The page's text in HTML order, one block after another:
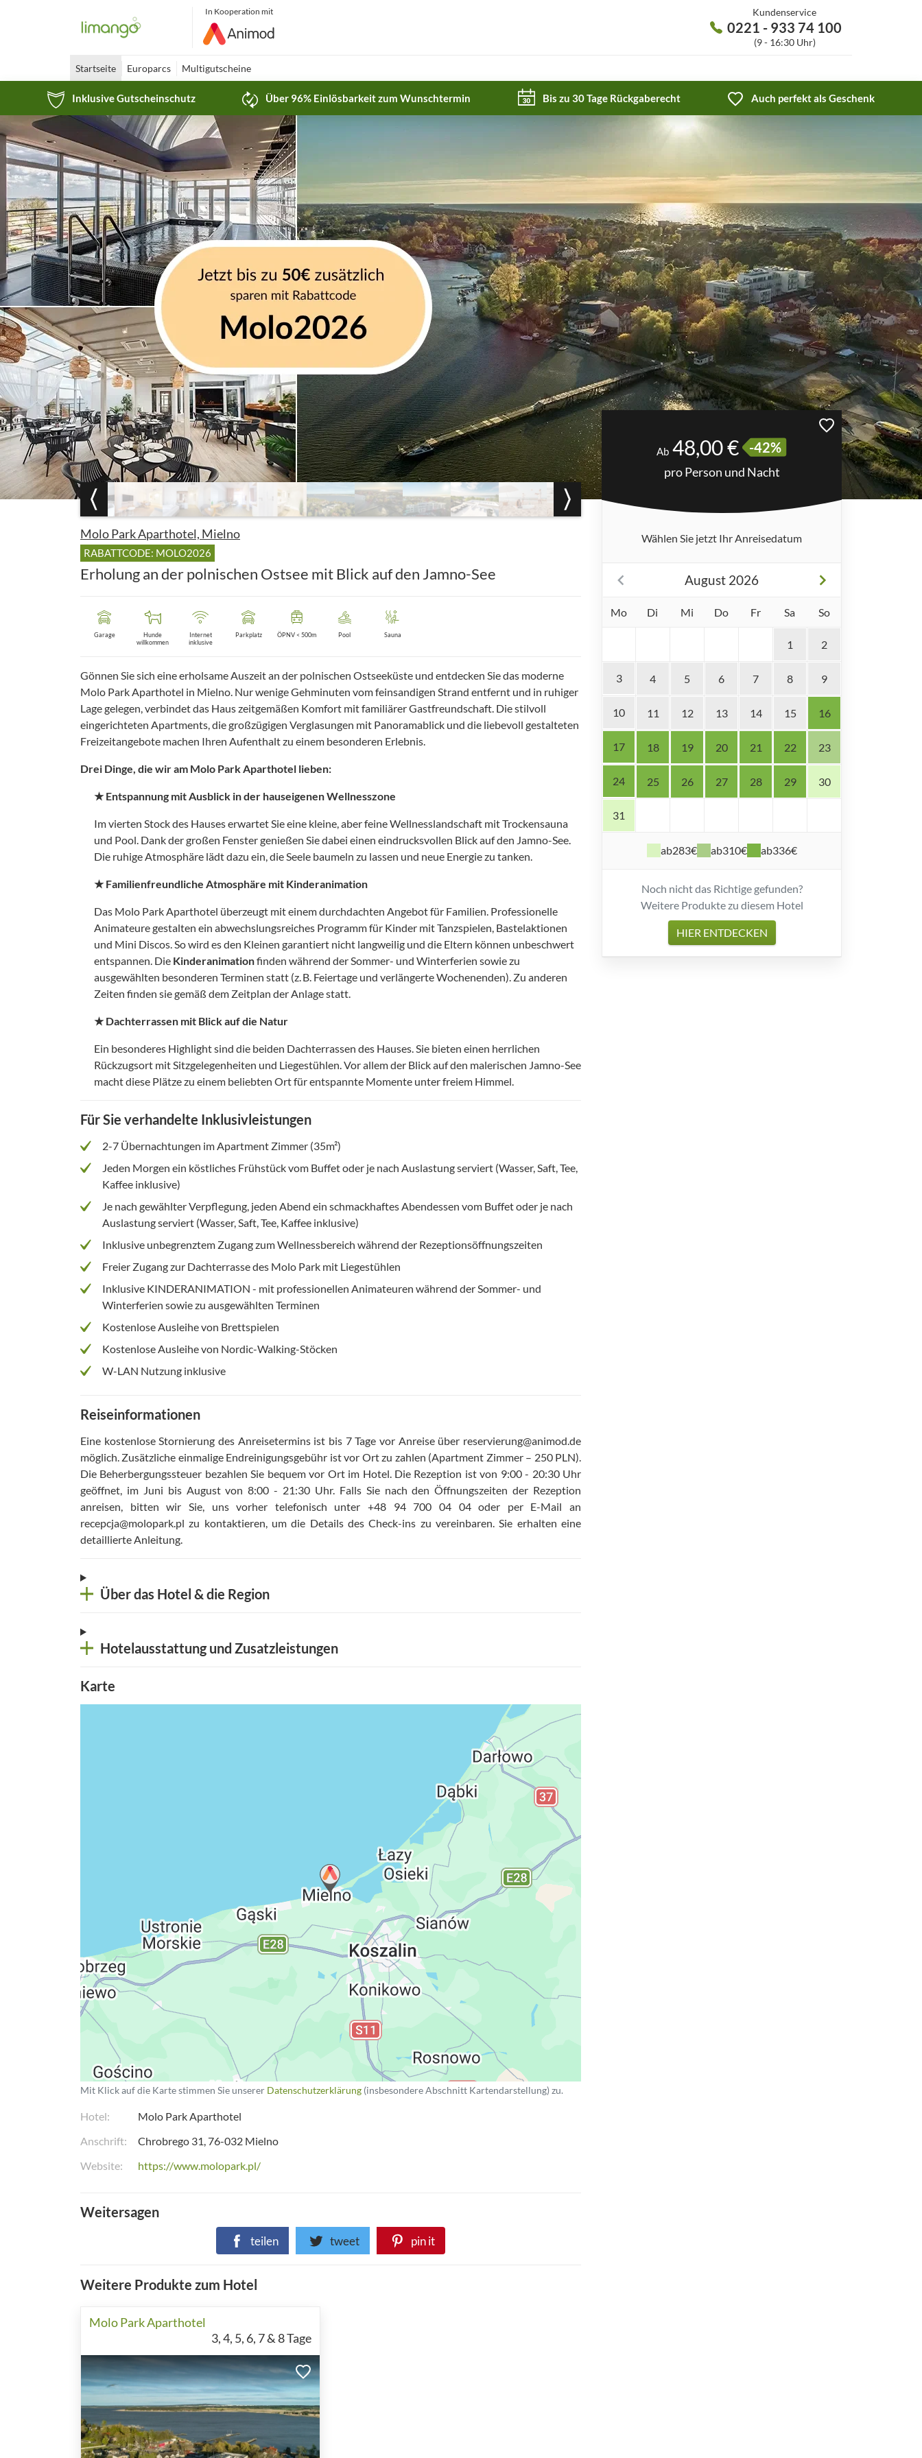
In Kooperation mit Kundenservice
0221 - 933 74 100
(9 - 16:30 Uhr)
Startseite Europarcs Multigutscheine
Inklusive Gutscheinschutz Über 96% Einlösbarkeit zum Wunschtermin Bis zu 30 Tage Rückgaberecht Auch perfekt als Geschenk
Molo Park Aparthotel, Mielno
RABATTCODE: MOLO2026
Erholung an der polnischen Ostsee mit Blick auf den Jamno-See
Garage
Hunde
willkommen
Internet
inklusive
Parkplatz ÖPNV < 500m Pool Sauna
Gönnen Sie sich eine erholsame Auszeit an der polnischen Ostseeküste und entdecken Sie das moderne
Molo Park Aparthotel in Mielno. Nur wenige Gehminuten vom feinsandigen Strand entfernt und in ruhiger
Lage gelegen, verbindet das Haus zeitgemäßen Komfort mit familiärer Gastfreundschaft. Die stilvoll
eingerichteten Apartments, die großzügigen Verglasungen mit Panoramablick und die liebevoll gestalteten
Freizeitangebote machen Ihren Aufenthalt zu einem besonderen Erlebnis.
Drei Dinge, die wir am Molo Park Aparthotel lieben:
★ Entspannung mit Ausblick in der hauseigenen Wellnesszone
Im vierten Stock des Hauses erwartet Sie eine kleine, aber feine Wellnesslandschaft mit Trockensauna
und Pool. Dank der großen Fenster genießen Sie dabei einen eindrucksvollen Blick auf den Jamno-See.
Die ruhige Atmosphäre lädt dazu ein, die Seele baumeln zu lassen und neue Energie zu tanken.
★ Familienfreundliche Atmosphäre mit Kinderanimation
Das Molo Park Aparthotel überzeugt mit einem durchdachten Angebot für Familien. Professionelle
Animateure gestalten ein abwechslungsreiches Programm für Kinder mit Tanzspielen, Bastelaktionen
und Mini Discos. So wird es den Kleinen garantiert nicht langweilig und die Eltern können unbeschwert
entspannen. Die Kinderanimationfinden während der Sommer- und Winterferien sowie zu
ausgewählten besonderen Terminen statt (z. B. Feiertage und verlängerte Wochenenden). Zu anderen
Zeiten finden sie gemäß dem Zeitplan der Anlage statt.
★ Dachterrassen mit Blick auf die Natur
Ein besonderes Highlight sind die beiden Dachterrassen des Hauses. Sie bieten einen herrlichen
Rückzugsort mit Sitzgelegenheiten und Liegestühlen. Vor allem der Blick auf den malerischen Jamno-See
macht diese Plätze zu einem beliebten Ort für entspannte Momente unter freiem Himmel.
Für Sie verhandelte Inklusivleistungen
2-7 Übernachtungen im Apartment Zimmer (35m²)
Jeden Morgen ein köstliches Frühstück vom Buffet oder je nach Auslastung serviert (Wasser, Saft, Tee,
Kaffee inklusive)
Je nach gewählter Verpflegung, jeden Abend ein schmackhaftes Abendessen vom Buffet oder je nach
Auslastung serviert (Wasser, Saft, Tee, Kaffee inklusive)
Inklusive unbegrenztem Zugang zum Wellnessbereich während der Rezeptionsöffnungszeiten
Freier Zugang zur Dachterrasse des Molo Park mit Liegestühlen
Inklusive KINDERANIMATION - mit professionellen Animateuren während der Sommer- und
Winterferien sowie zu ausgewählten Terminen
Kostenlose Ausleihe von Brettspielen
Kostenlose Ausleihe von Nordic-Walking-Stöcken
W-LAN Nutzung inklusive
Reiseinformationen
Eine kostenlose Stornierung des Anreisetermins ist bis 7 Tage vor Anreise über reservierung@animod.de
möglich. Zusätzliche einmalige Endreinigungsgebühr ist vor Ort zu zahlen (Apartment Zimmer – 250 PLN).
Die Beherbergungssteuer bezahlen Sie bequem vor Ort im Hotel. Die Rezeption ist von 9:00 - 20:30 Uhr
geöffnet, im Juni bis August von 8:00 - 21:30 Uhr. Falls Sie nach den Öffnungszeiten der Rezeption
anreisen, bitten wir Sie, uns vorher telefonisch unter +48 94 700 04 04 oder per E-Mail an
recepcja@molopark.pl zu kontaktieren, um die Details des Check-ins zu vereinbaren. Sie erhalten eine
detaillierte Anleitung.
Über das Hotel & die Region
Hotelausstattung und Zusatzleistungen
Karte
Datenschutzerklärung
Mit Klick auf die Karte stimmen Sie unserer Datenschutzerklärung (insbesondere Abschnitt Kartendarstellung) zu.
Hotel
Molo Park Aparthotel
Anschrift
Chrobrego 31 76-032 Mielno
Website
https://www.molopark.pl/
Weitersagen
teilen tweet pin it
Ab 48,00 € -42%
pro Person und Nacht
Wählen Sie jetzt Ihr Anreisedatum
August 2026
Mo Di Mi Do Fr Sa So
1 2
3 4 5 6 7 8 9
10 11 12 13 14 15 16
17 18 19 20 21 22 23
24 25 26 27 28 29 30
31
ab283€ ab310€ ab336€
Noch nicht das Richtige gefunden?
Weitere Produkte zu diesem Hotel
HIER ENTDECKEN
Weitere Produkte zum Hotel
Molo Park Aparthotel
3, 4, 5, 6, 7 & 8Tage